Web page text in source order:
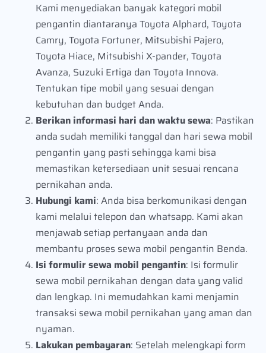
Kami menyediakan banyak kategori mobil
pengantin diantaranya Toyota Alphard, Toyota
Camry, Toyota Fortuner, Mitsubishi Pajero,
Toyota Hiace, Mitsubishi X-pander, Toyota
Avanza, Suzuki Ertiga dan Toyota Innova.
Tentukan tipe mobil yang sesuai dengan
kebutuhan dan budget Anda.
Berikan informasi hari dan waktu sewa: Pastikan
anda sudah memiliki tanggal dan hari sewa mobil
pengantin yang pasti sehingga kami bisa
memastikan ketersediaan unit sesuai rencana
pernikahan anda.
Hubungi kami: Anda bisa berkomunikasi dengan
kami melalui telepon dan whatsapp. Kami akan
menjawab setiap pertanyaan anda dan
membantu proses sewa mobil pengantin Benda.
Isi formulir sewa mobil pengantin: Isi formulir
sewa mobil pernikahan dengan data yang valid
dan lengkap. Ini memudahkan kami menjamin
transaksi sewa mobil pernikahan yang aman dan
nyaman.
Lakukan pembayaran: Setelah melengkapi form